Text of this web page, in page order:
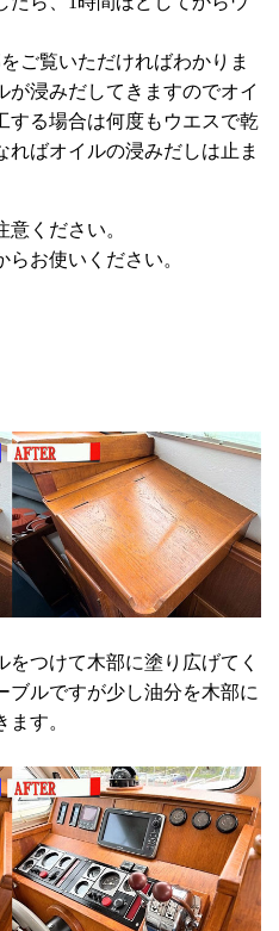
ご覧いただければわかりま
浸みだしてきますのでオイ
する場合は何度もウエスで乾
ばオイルの浸みだしは止ま
ください。
お使いください。
つけて木部に塗り広げてく
ブルですが少し油分を木部に
す。